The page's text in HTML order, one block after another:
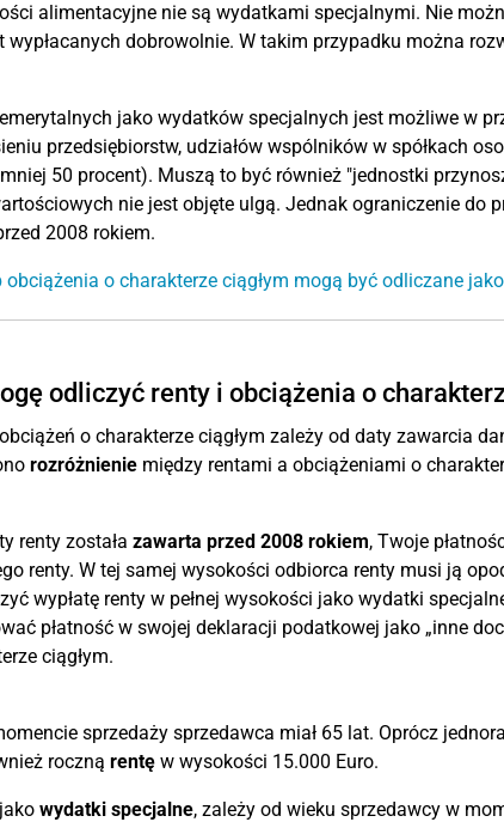
alimentacyjne nie są wydatkami specjalnymi. Nie
dobrowolnie. W takim przypadku można
jako wydatków specjalnych jest możliwe w
przedsiębiorstw, udziałów wspólników w spółkach
50 procent). Muszą to być również "jednostki
nie jest objęte ulgą. Jednak ograniczenie do
2008 rokiem.
obciążenia o charakterze ciągłym mogą być odliczane
odliczyć renty i obciążenia o
o charakterze ciągłym zależy od daty zawarcia
rozróżnieniemiędzy rentami a obciążeniami o
renty została zawarta przed 2008 rokiem, Twoje
renty. W tej samej wysokości odbiorca renty musi ją
wypłatę renty w pełnej wysokości jako wydatki
płatność w swojej deklaracji podatkowej jako „inne
ciągłym.
sprzedaży sprzedawca miał 65 lat. Oprócz
roczną rentęw wysokości 15.000 Euro.
wydatki specjalne, zależy od wieku sprzedawcy w